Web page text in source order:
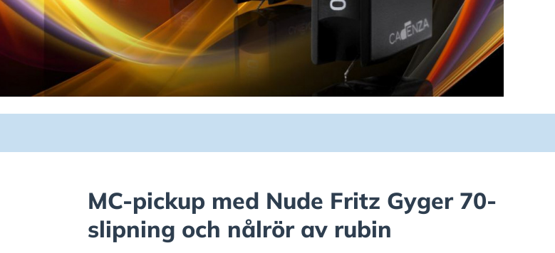
MC-pickup med Nude Fritz Gyger 70-
slipning och nålrör av rubin